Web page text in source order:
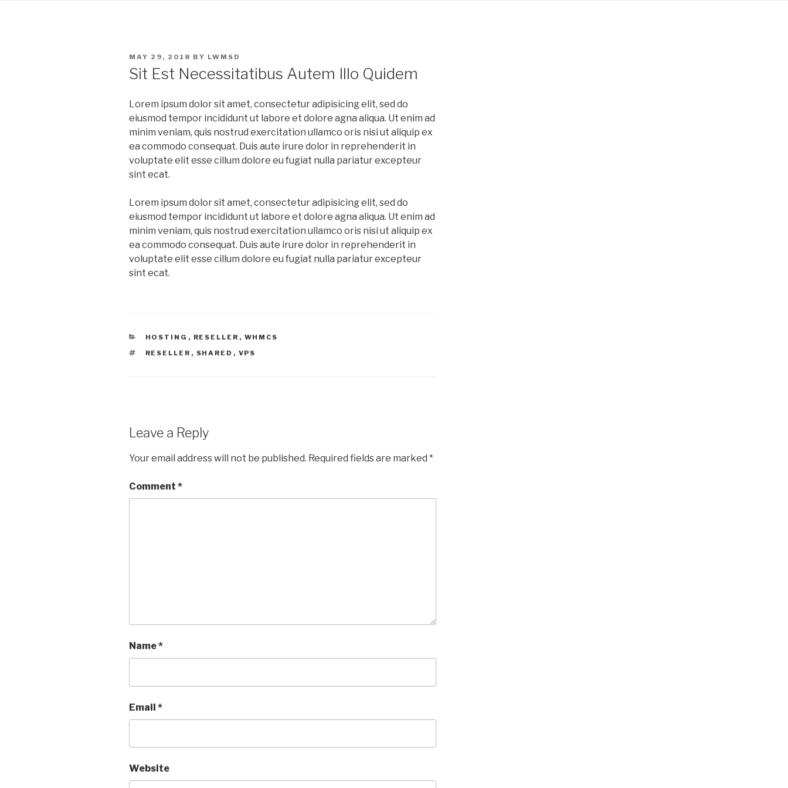
POSTED
MAY 29, 2018 BY LWMSD
Sit Est Necessitatibus Autem Illo Quidem
Lorem ipsum dolor sit amet, consectetur adipisicing elit, sed do
eiusmod tempor incididunt ut labore et dolore agna aliqua. Ut enim ad
minim veniam, quis nostrud exercitation ullamco oris nisi ut aliquip ex
ea commodo consequat. Duis aute irure dolor in reprehenderit in
voluptate elit esse cillum dolore eu fugiat nulla pariatur excepteur
sint ecat.
Lorem ipsum dolor sit amet, consectetur adipisicing elit, sed do
eiusmod tempor incididunt ut labore et dolore agna aliqua. Ut enim ad
minim veniam, quis nostrud exercitation ullamco oris nisi ut aliquip ex
ea commodo consequat. Duis aute irure dolor in reprehenderit in
voluptate elit esse cillum dolore eu fugiat nulla pariatur excepteur
sint ecat.
CATEGORIES
HOSTING , RESELLER , WHMCS
TAGS
RESELLER , SHARED , VPS
Leave a Reply
Your email address will not be published. Required fields are marked *
Comment *
Name*
Email *
Website